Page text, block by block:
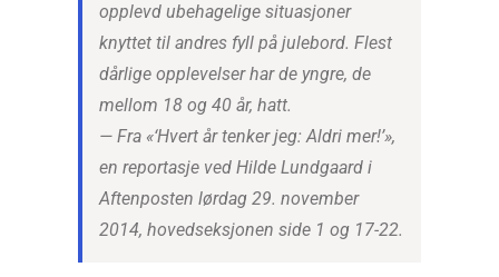
opplevd ubehagelige situasjoner
knyttet til andres fyll på julebord. Flest
dårlige opplevelser har de yngre, de
mellom 18 og 40 år, hatt.
— Fra «‘Hvert år tenker jeg: Aldri mer!’»,
en reportasje ved Hilde Lundgaard i
Aftenposten lørdag 29. november
2014, hovedseksjonen side 1 og 17-22.